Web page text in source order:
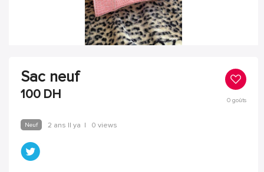
Sac neuf
100 DH 0goûts
Neuf 2 ans Il ya | 0 views